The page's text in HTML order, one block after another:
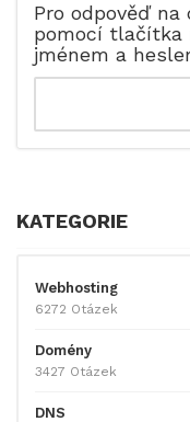
Pro odpověď
pomocí tlačítka
jménem a
KATEGORIE
Webhosting
6272 Otázek
Domény
3427 Otázek
DNS